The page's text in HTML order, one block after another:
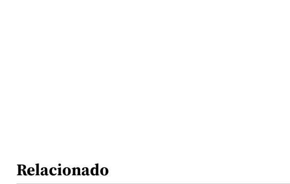
Relacionado